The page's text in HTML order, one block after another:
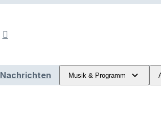
Nachrichten Musik & Programm